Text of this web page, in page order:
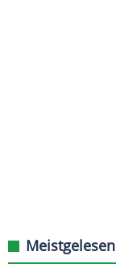
Meistgelesen